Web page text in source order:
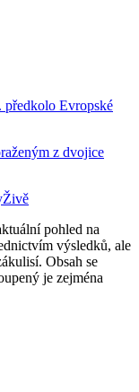
předkolo Evropské
z dvojice
pohled na
výsledků, ale
Obsah se
je zejména